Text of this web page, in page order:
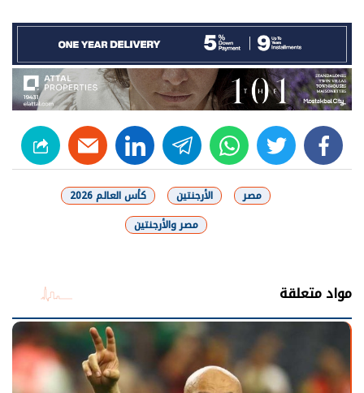
facebook
twitter
whats
telegram
linkedin
مصر الأرجنتين
كأس العالم 2026
مصر والأرجنتين
مواد متعلقة